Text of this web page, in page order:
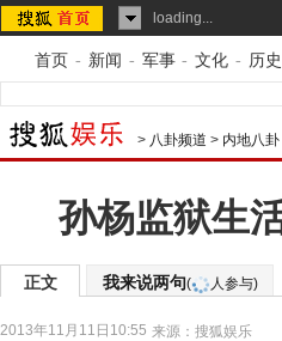
loading...
首页 - 新闻 - 军事 - 文化 - 历史
> 八卦频道 > 内地八卦
孙杨监狱生
正文 我来说两句( 人参与)
2013年11月11日10:55 来源： 搜狐娱乐